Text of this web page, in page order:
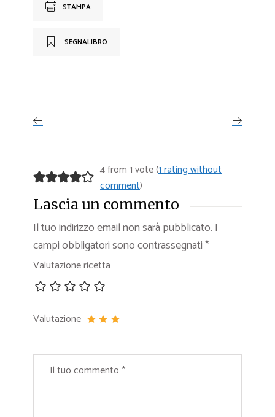
STAMPA
SEGNALIBRO
4 from 1 vote (1 rating without
comment)
Lascia un commento
Il tuo indirizzo email non sarà pubblicato. I
campi obbligatori sono contrassegnati*
Valutazione ricetta
Valutazione